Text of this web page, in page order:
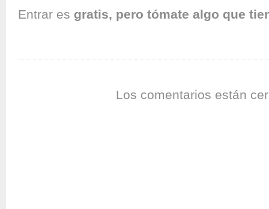
Entrar es gratis, pero tómate algo que
Los comentarios están